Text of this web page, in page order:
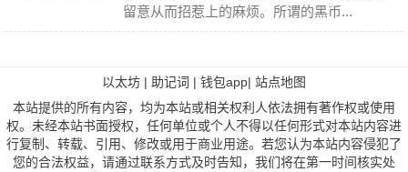
留意从而招惹上的麻烦。所谓的黑币...
以太坊 | 助记词 | 钱包app| 站点地图
本站提供的所有内容，均为本站或相关权利人依法拥有著作权或使用
权。未经本站书面授权，任何单位或个人不得以任何形式对本站内容进
行复制、转载、引用、修改或用于商业用途。若您认为本站内容侵犯了
您的合法权益，请通过联系方式及时告知，我们将在第一时间核实处